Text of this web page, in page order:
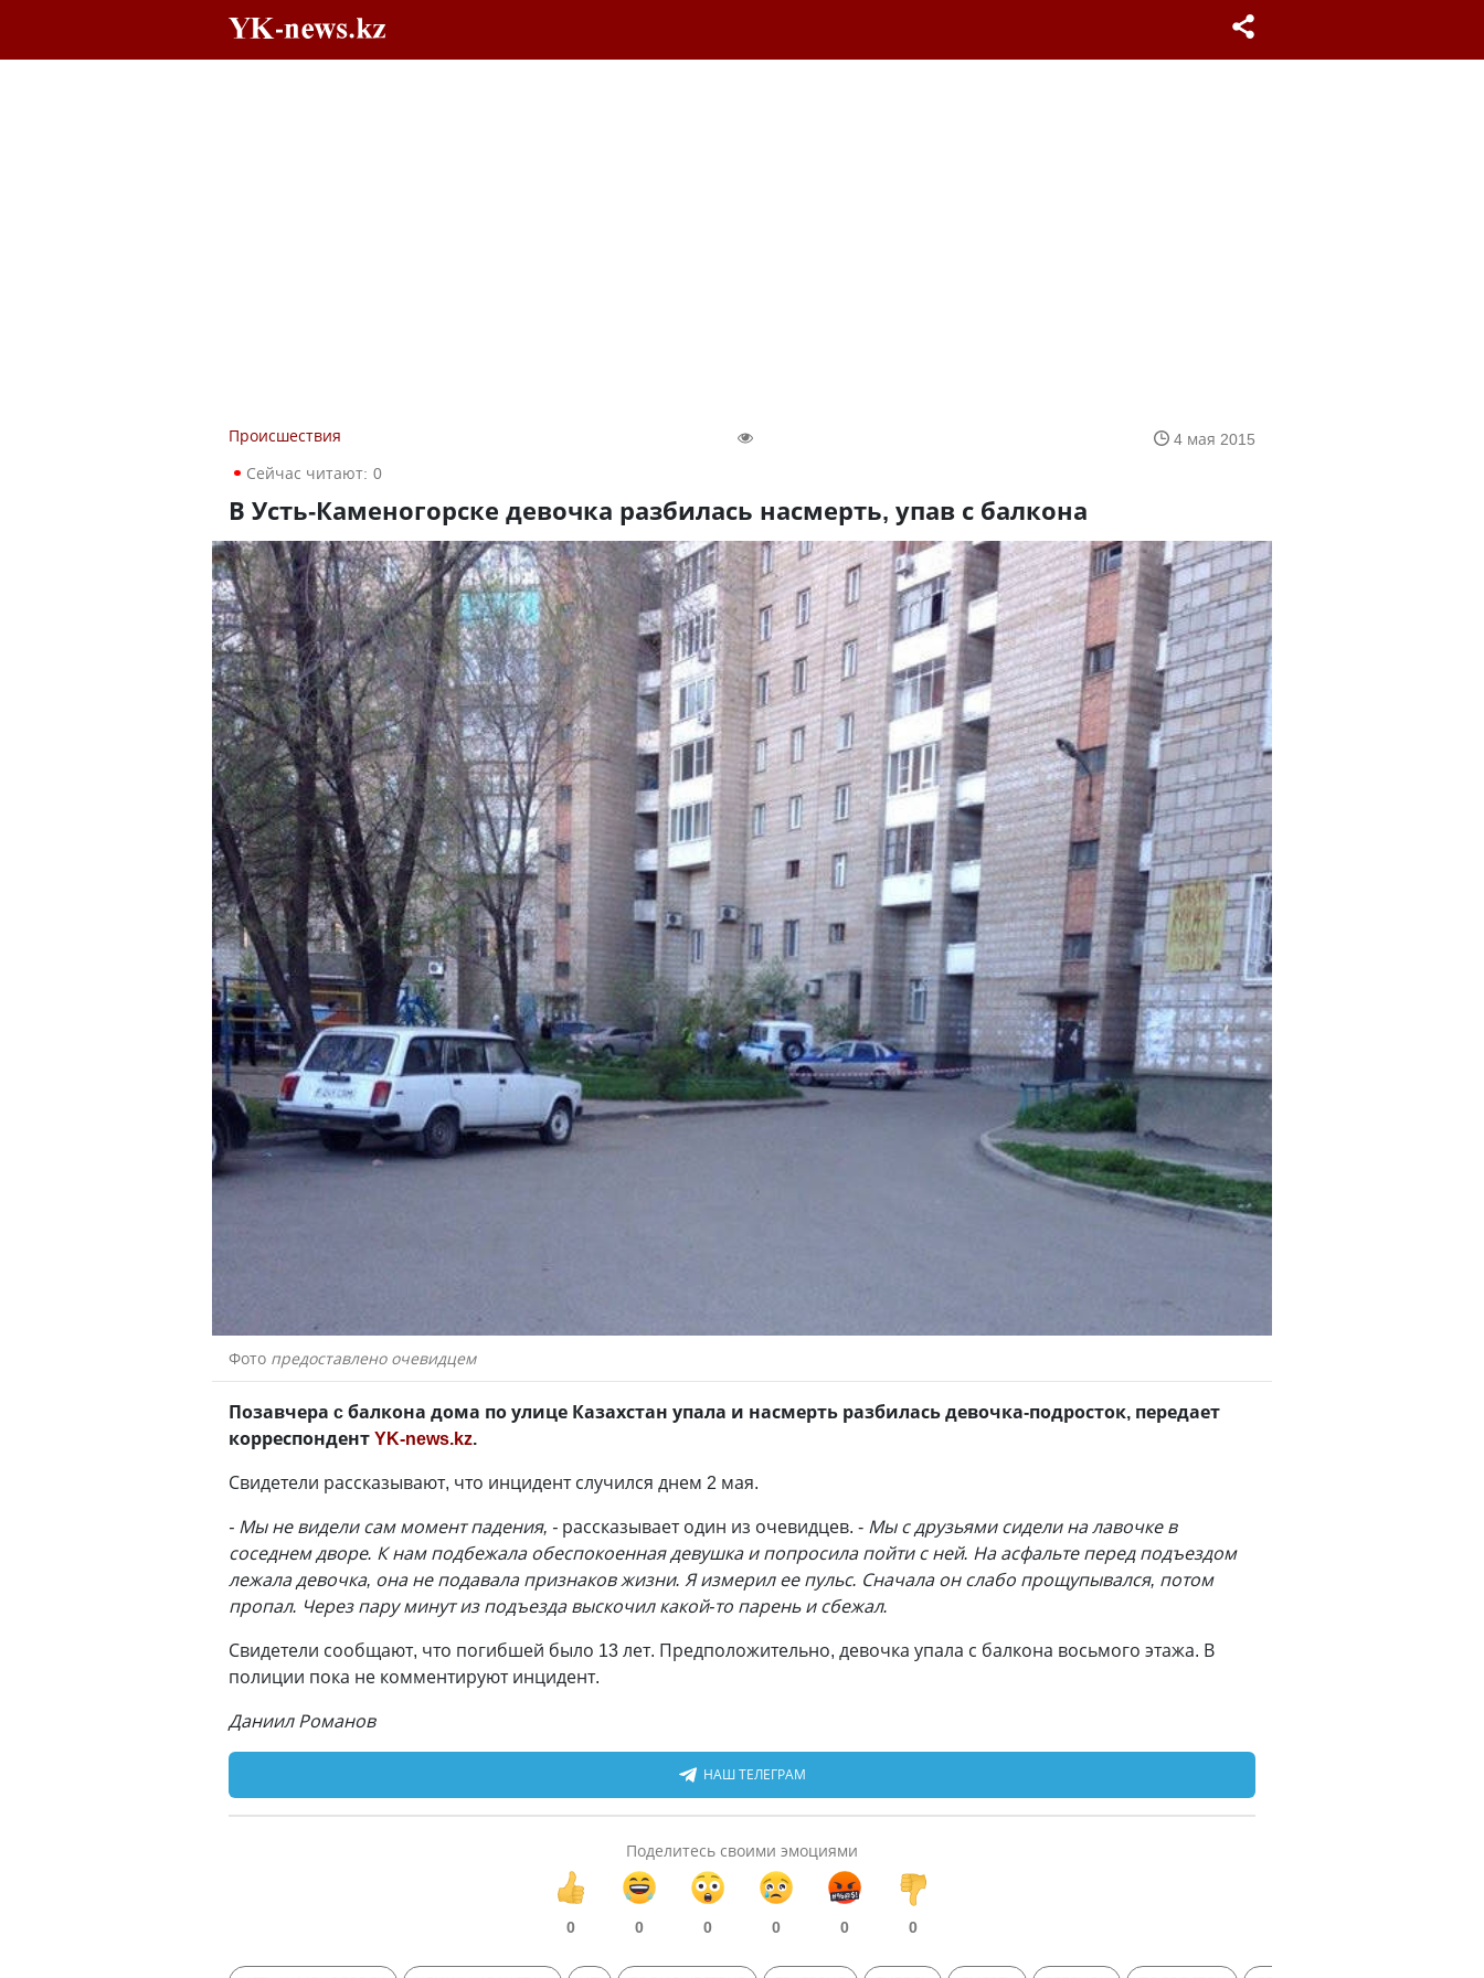
Происшествия
4 мая 2015
Сейчас читают: 0
В Усть-Каменогорске девочка разбилась насмерть, упав с балкона
Фото предоставлено очевидцем
Позавчера c балкона дома по улице Казахстан упала и насмерть разбилась девочка-подросток, передает
корреспондентYK-news.kz.
Свидетели рассказывают, что инцидент случился днем 2 мая.
- Мы не видели сам момент падения, - рассказывает один из очевидцев. - Мы с друзьями сидели на лавочке в
соседнем дворе. К нам подбежала обеспокоенная девушка и попросила пойти с ней. На асфальте перед подъездом
лежала девочка, она не подавала признаков жизни. Я измерил ее пульс. Сначала он слабо прощупывался, потом
пропал. Через пару минут из подъезда выскочил какой-то парень и сбежал.
Свидетели сообщают, что погибшей было 13 лет. Предположительно, девочка упала с балкона восьмого этажа. В
полиции пока не комментируют инцидент.
Даниил Романов
НАШ ТЕЛЕГРАМ
Поделитесь своими эмоциями
0 0 0 0 0 0